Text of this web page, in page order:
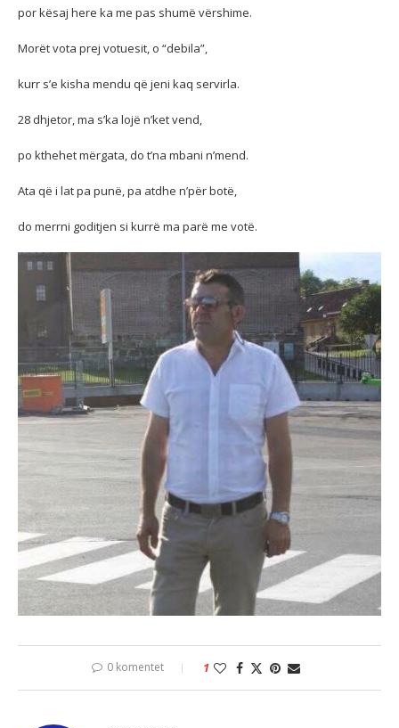
por kësaj here ka me pas shumë vërshime.
Morët vota prej votuesit, o “debila”,
kurr s’e kisha mendu që jeni kaq servirla.
28 dhjetor, ma s’ka lojë n’ket vend,
po kthehet mërgata, do t’na mbani n’mend.
Ata që i lat pa punë, pa atdhe n’për botë,
do merrni goditjen si kurrë ma parë me votë.
0 komentet 1